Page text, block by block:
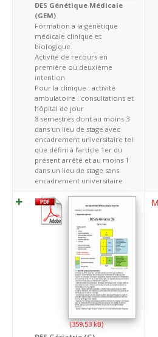
DES Génétique Médicale
(GEM)
Formation à la génétique
médicale clinique et
biologique.
Activité de recours en
première ou deuxième
intention
Pour la clinique : activité
ambulatoire : consultations et
hôpital de jour
8 semestres dont au moins 3
dans un lieu de stage avec
encadrement universitaire tel
que défini à l’article 1er du
présent arrêté et au moins 1
dans un lieu de stage sans
encadrement universitaire